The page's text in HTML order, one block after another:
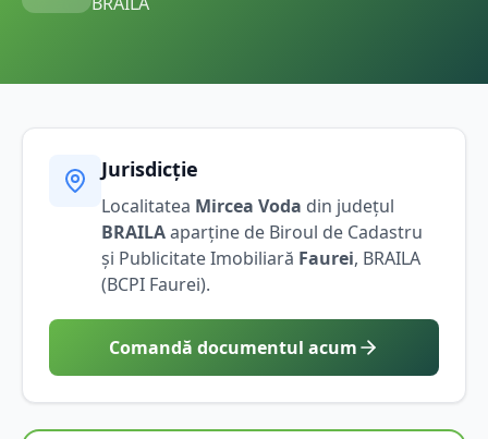
Jurisdicție
Localitatea Mircea Voda din județul
BRAILAaparține de Biroul de Cadastru
și Publicitate Imobiliară Faurei, BRAILA
(BCPI Faurei).
Comandă documentul acum